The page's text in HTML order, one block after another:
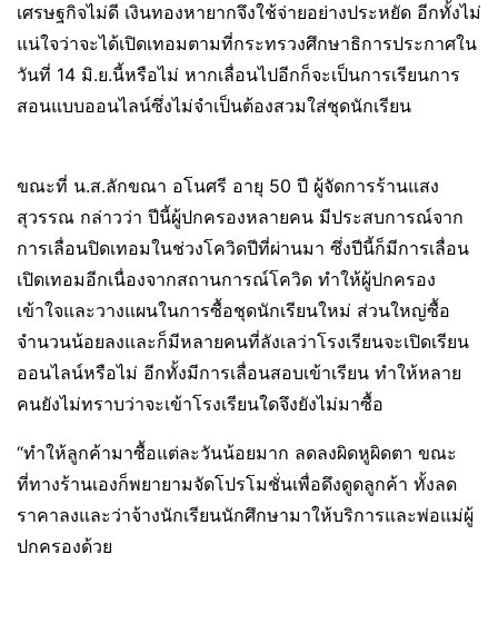
เศรษฐกิจไม่ดี เงินทองหายากจึงใช้จ่ายอย่างประหยัด อีกทั้งไม่
แน่ใจว่าจะได้เปิดเทอมตามที่กระทรวงศึกษาธิการประกาศใน
วันที่ 14 มิ.ย.นี้หรือไม่ หากเลื่อนไปอีกก็จะเป็นการเรียนการ
สอนแบบออนไลน์ซึ่งไม่จำเป็นต้องสวมใส่ชุดนักเรียน
ขณะที่ น.ส.ลักขณา อโนศรี อายุ 50 ปี ผู้จัดการร้านแสง
สุวรรณ กล่าวว่า ปีนี้ผู้ปกครองหลายคน มีประสบการณ์จาก
การเลื่อนปิดเทอมในช่วงโควิดปีที่ผ่านมา ซึ่งปีนี้ก็มีการเลื่อน
เปิดเทอมอีกเนื่องจากสถานการณ์โควิด ทำให้ผู้ปกครอง
เข้าใจและวางแผนในการซื้อชุดนักเรียนใหม่ ส่วนใหญ่ซื้อ
จำนวนน้อยลงและก็มีหลายคนที่ลังเลว่าโรงเรียนจะเปิดเรียน
ออนไลน์หรือไม่ อีกทั้งมีการเลื่อนสอบเข้าเรียน ทำให้หลาย
คนยังไม่ทราบว่าจะเข้าโรงเรียนใดจึงยังไม่มาซื้อ
“ทำให้ลูกค้ามาซื้อแต่ละวันน้อยมาก ลดลงผิดหูผิดตา ขณะ
ที่ทางร้านเองก็พยายามจัดโปรโมชั่นเพื่อดึงดูดลูกค้า ทั้งลด
ราคาลงและว่าจ้างนักเรียนนักศึกษามาให้บริการและพ่อแม่ผู้
ปกครองด้วย